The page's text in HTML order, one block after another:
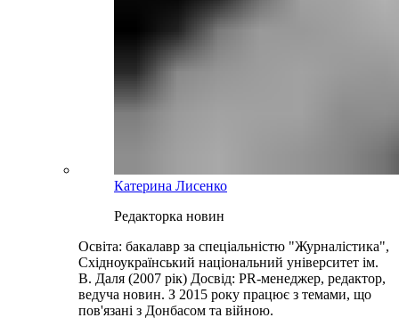
Катерина Лисенко
Редакторка новин
Освіта: бакалавр за спеціальністю "Журналістика",
Східноукраїнський національний університет ім.
В. Даля (2007 рік) Досвід: PR-менеджер, редактор,
ведуча новин. З 2015 року працює з темами, що
пов'язані з Донбасом та війною.